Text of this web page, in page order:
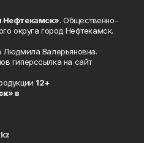
Нефтекамск». Общественно-
округа город Нефтекамск.
Людмила Валерьяновна.
гиперссылка на сайт
12+
» в